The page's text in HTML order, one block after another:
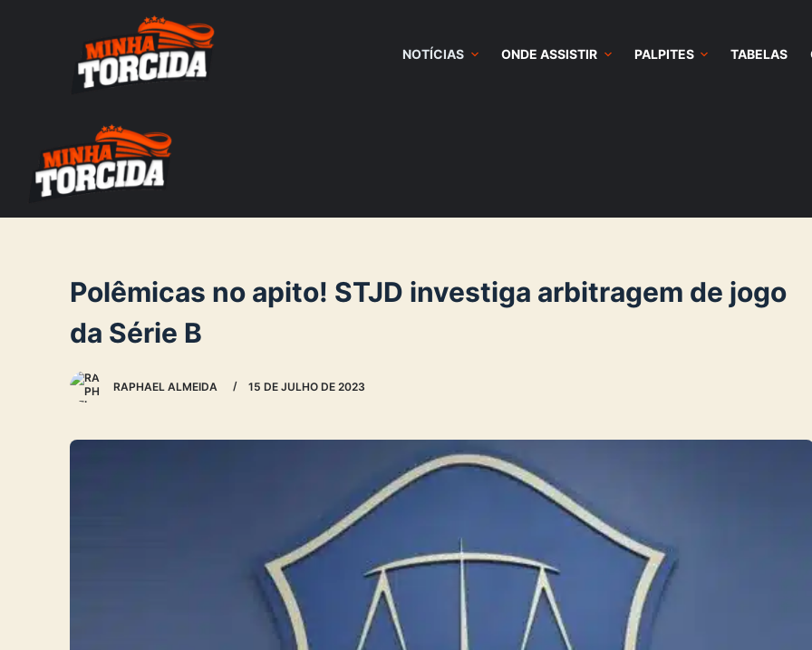
NOTÍCIAS ONDE ASSISTIR PALPITES TABELAS
Polêmicas no apito! STJD investiga arbitragem de jogo
da Série B
RAPHAEL ALMEIDA 15 DE JULHO DE 2023